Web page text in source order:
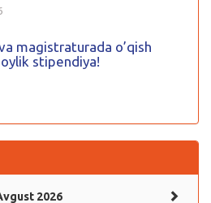
magistraturada o’qish
stipendiya!
2026